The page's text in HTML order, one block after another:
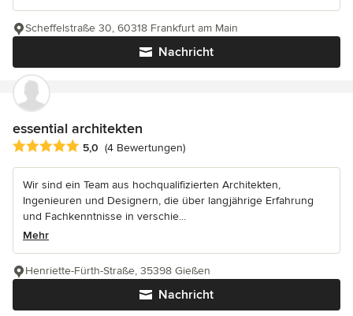
Nachricht
Scheffelstraße 30, 60318 Frankfurt am Main
essential architekten
Durchschnittliche Bewertung: 5 von 5 Sternen
5,0 (4 Bewertungen)
Wir sind ein Team aus hochqualifizierten Architekten,
Ingenieuren und Designern, die über langjährige Erfahrung
und Fachkenntnisse in verschie...
Mehr
Nachricht
Henriette-Fürth-Straße, 35398 Gießen